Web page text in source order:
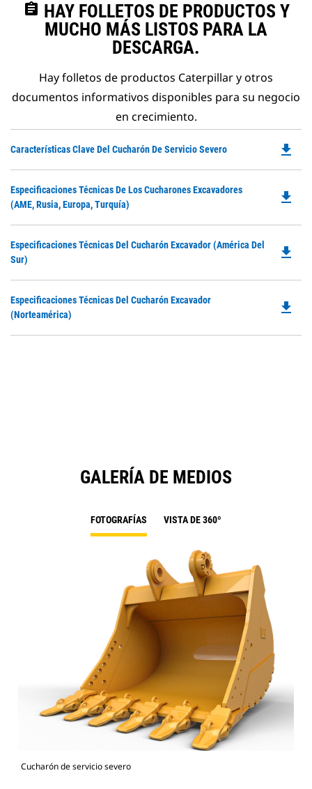
assignment HAY FOLLETOS DE PRODUCTOS Y
MUCHO MÁS LISTOS PARA LA
DESCARGA.
Hay folletos de productos Caterpillar y otros
documentos informativos disponibles para su negocio
en crecimiento.
Características Clave Del Cucharón De Servicio Severo file_download
Especificaciones Técnicas De Los Cucharones Excavadores
(AME, Rusia, Europa, Turquía)
file_download
Especificaciones Técnicas Del Cucharón Excavador (América Del
Sur)
file_download
Especificaciones Técnicas Del Cucharón Excavador
(Norteamérica)
file_download
GALERÍA DE MEDIOS
FOTOGRAFÍAS VISTA DE 360º
Cucharón de servicio severo